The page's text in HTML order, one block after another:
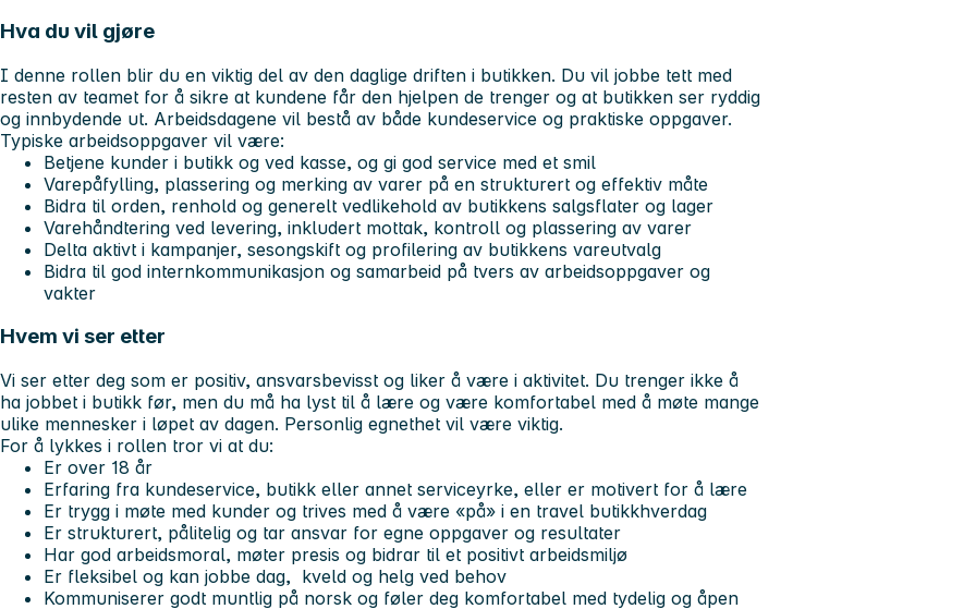
Hva du vil gjøre
I denne rollen blir du en viktig del av den daglige driften i butikken. Du vil jobbe tett med
resten av teamet for å sikre at kundene får den hjelpen de trenger og at butikken ser ryddig
og innbydende ut. Arbeidsdagene vil bestå av både kundeservice og praktiske oppgaver.
Typiske arbeidsoppgaver vil være:
Betjene kunder i butikk og ved kasse, og gi god service med et smil
Varepåfylling, plassering og merking av varer på en strukturert og effektiv måte
Bidra til orden, renhold og generelt vedlikehold av butikkens salgsflater og lager
Varehåndtering ved levering, inkludert mottak, kontroll og plassering av varer
Delta aktivt i kampanjer, sesongskift og profilering av butikkens vareutvalg
Bidra til god internkommunikasjon og samarbeid på tvers av arbeidsoppgaver og
vakter
Hvem vi ser etter
Vi ser etter deg som er positiv, ansvarsbevisst og liker å være i aktivitet. Du trenger ikke å
ha jobbet i butikk før, men du må ha lyst til å lære og være komfortabel med å møte mange
ulike mennesker i løpet av dagen. Personlig egnethet vil være viktig.
For å lykkes i rollen tror vi at du:
Er over 18 år
Erfaring fra kundeservice, butikk eller annet serviceyrke, eller er motivert for å lære
Er trygg i møte med kunder og trives med å være «på» i en travel butikkhverdag
Er strukturert, pålitelig og tar ansvar for egne oppgaver og resultater
Har god arbeidsmoral, møter presis og bidrar til et positivt arbeidsmiljø
Er fleksibel og kan jobbe dag, kveld og helg ved behov
Kommuniserer godt muntlig på norsk og føler deg komfortabel med tydelig og åpen